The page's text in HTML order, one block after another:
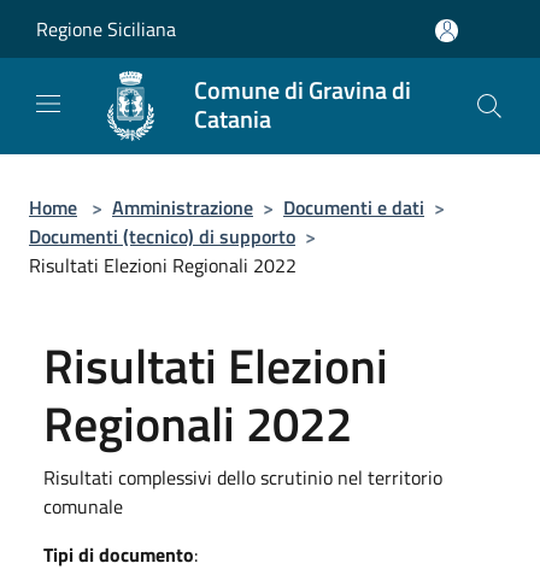
Regione Siciliana
Comune di Gravina di
Catania
Home > Amministrazione > Documenti e dati >
Documenti (tecnico) di supporto >
Risultati Elezioni Regionali 2022
Risultati Elezioni
Regionali 2022
Risultati complessivi dello scrutinio nel territorio
comunale
Tipi di documento: